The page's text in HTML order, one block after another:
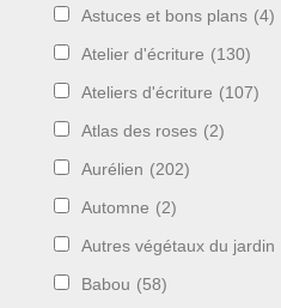
Astuces et bons plans (4)
Atelier d'écriture (130)
Ateliers d'écriture (107)
Atlas des roses (2)
Aurélien (202)
Automne (2)
Autres végétaux du jardin
Babou (58)